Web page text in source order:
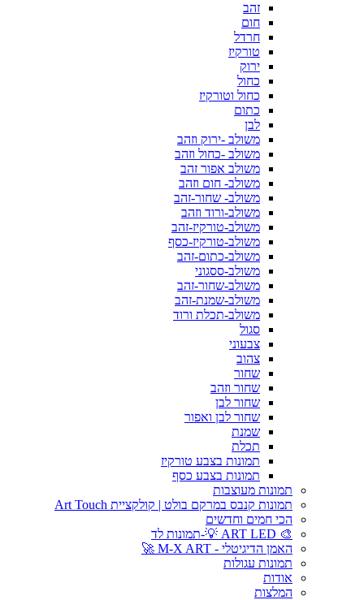
זהב
חום
חרדל
טורקיז
ירוק
כחול
כחול וטורקיז
כתום
לבן
משולב -ירוק וזהב
משולב -כחול וזהב
משולב אפור זהב
משולב- חום וזהב
משולב- שחור-זהב
משולב-ורוד וזהב
משולב-טורקיז-זהב
משולב-טורקיז-כסף
משולב-כתום-זהב
משולב-ססגוני
משולב-שחור-זהב
משולב-שמנת-זהב
משולב-תכלת ורוד
סגול
צבעוני
צהוב
שחור
שחור וזהב
שחור לבן
שחור לבן ואפור
שמנת
תכלת
תמונות בצבע טורקיז
תמונות בצבע כסף
תמונות מעוצבות
תמונות קנבס במרקם בולט | קולקציית Art Touch
הכי חמים וחדשים
🎨 ART LED 💡-תמונות לד
האמן הדיגיטלי - M-X ART 🚀
תמונות עגולות
אודות
המלצות